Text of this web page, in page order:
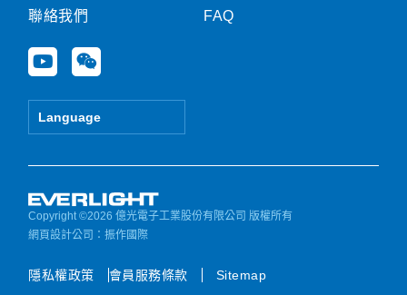
聯絡我們
Y
o
u
e
W
e
i
Language
FAQ
Copyright ©2026 億光電子工業股份有限公司 版權所有
網頁設計公司 ：振作國際
隱私權政策 會員服務條款 Sitemap